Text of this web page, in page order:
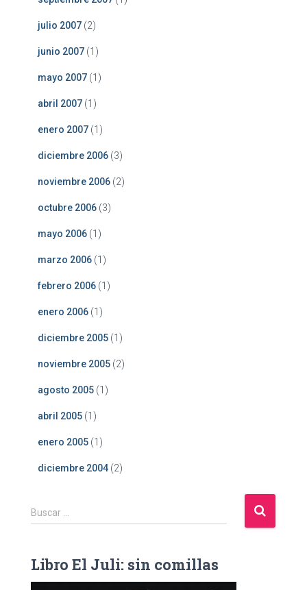
julio 2007 (2)
junio 2007 (1)
mayo 2007 (1)
abril 2007 (1)
enero 2007 (1)
diciembre 2006 (3)
noviembre 2006 (2)
octubre 2006 (3)
mayo 2006 (1)
marzo 2006 (1)
febrero 2006 (1)
enero 2006 (1)
diciembre 2005 (1)
noviembre 2005 (2)
agosto 2005 (1)
abril 2005 (1)
enero 2005 (1)
diciembre 2004 (2)
B
u
c
Buscar …
Libro El Juli: sin comillas